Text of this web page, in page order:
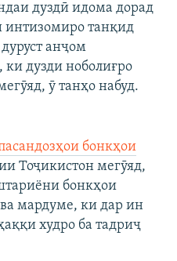
дуздӣ идома дорад
интизомиро танқид
анҷом
дузди ноболиғро
ӯ танҳо набуд.
бонкҳои
Тоҷикистон мегӯяд,
бонкҳои
мардуме, ки дар ин
худро ба тадриҷ